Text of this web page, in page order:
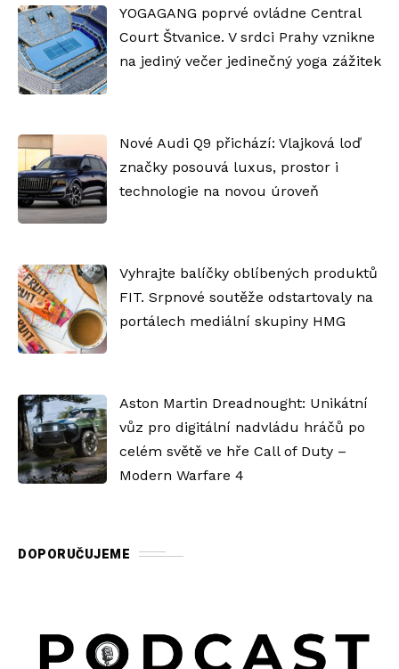
YOGAGANG poprvé ovládne Central
Court Štvanice. V srdci Prahy vznikne
na jediný večer jedinečný yoga zážitek
Nové Audi Q9 přichází: Vlajková loď
značky posouvá luxus, prostor i
technologie na novou úroveň
Vyhrajte balíčky oblíbených produktů
FIT. Srpnové soutěže odstartovaly na
portálech mediální skupiny HMG
Aston Martin Dreadnought: Unikátní
vůz pro digitální nadvládu hráčů po
celém světě ve hře Call of Duty –
Modern Warfare 4
DOPORUČUJEME